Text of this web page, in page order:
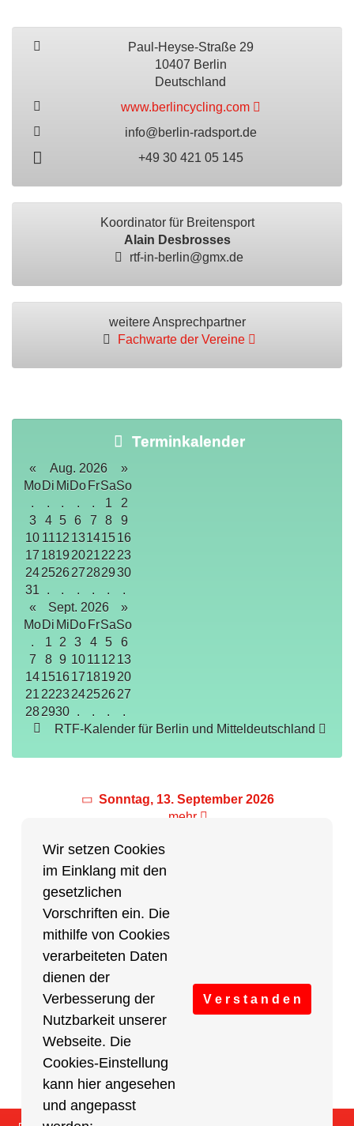
Wir setzen Cookies
im Einklang mit den
gesetzlichen
Vorschriften ein. Die
mithilfe von Cookies
verarbeiteten Daten
dienen der
Verbesserung der
Nutzbarkeit unserer
Webseite. Die
Cookies-Einstellung
kann hier angesehen
und angepasst
V e r s t a n d e n
Paul-Heyse-Straße 29
10407 Berlin
Deutschland
www.berlincycling.com
info@berlin-radsport.de
+49 30 421 05 145
Koordinator für Breitensport
Alain Desbrosses
rtf-in-berlin@gmx.de
weitere Ansprechpartner
Fachwarte der Vereine
Terminkalender
« Aug. 2026
»
MoDi MiDo FrSaSo
.
. . . . 1
2
3
4 5 6 7 8
9
10 1112 13141516
17 1819 202122 23
24252627282930
31
. . . . .
.
«
Sept. 2026
»
MoDi MiDo FrSaSo
.
1 2 3 4 5
6
7
8 9 10 1112 13
141516171819 20
21 222324252627
282930 . . .
.
RTF-Kalender für Berlin und Mitteldeutschland
Sonntag, 13. September 2026
mehr
Partner des Breitensports